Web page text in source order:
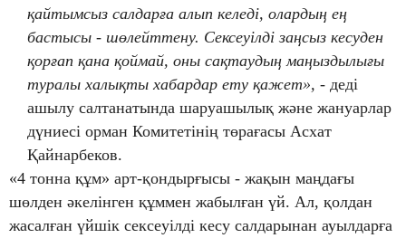
қайтымсыз салдарға алып келеді, олардың ең
бастысы - шөлейттену. Сексеуілді заңсыз кесуден
қорғап қана қоймай, оны сақтаудың маңыздылығы
туралы халықты хабардар ету қажет», - деді
ашылу салтанатында шаруашылық және жануарлар
дүниесі орман Комитетінің төрағасы Асхат
Қайнарбеков.
«4 тонна құм» арт-қондырғысы - жақын маңдағы
шөлден әкелінген құммен жабылған үй. Ал, қолдан
жасалған үйшік сексеуілді кесу салдарынан ауылдарға